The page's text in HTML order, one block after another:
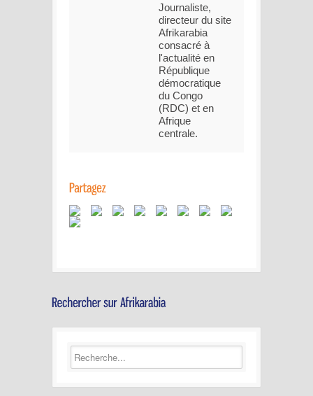
Journaliste,
directeur du site
Afrikarabia
consacré à
l'actualité en
République
démocratique
du Congo
(RDC) et en
Afrique
centrale.